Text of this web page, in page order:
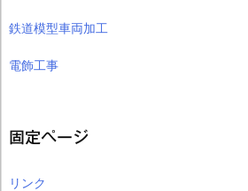
鉄道模型車両加工
電飾工事
固定ページ
リンク